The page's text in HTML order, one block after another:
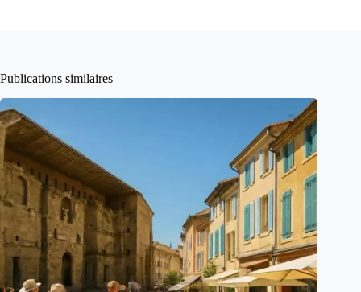
Publications similaires